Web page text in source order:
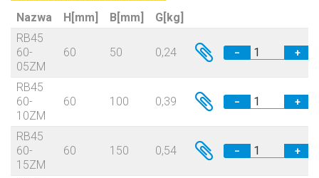
Nazwa
H[mm] B[mm]
G[kg]
RB45
60-
05ZM
60 50 0,24 − +
RB45
60-
10ZM
60 100 0,39 − +
RB45
60-
15ZM
60 150 0,54 − +